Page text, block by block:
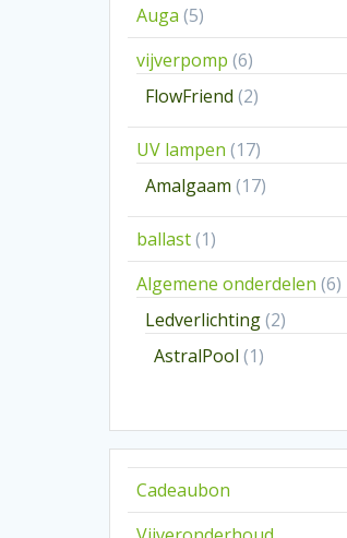
Auga 55
producten
vijverpomp 66
producten
FlowFriend 22
producten
UV lampen 1717
producten
Amalgaam 1717
producten
ballast 11
product
Algemene onderdelen 66
Ledverlichting 22
AstralPool 11
Cadeaubon